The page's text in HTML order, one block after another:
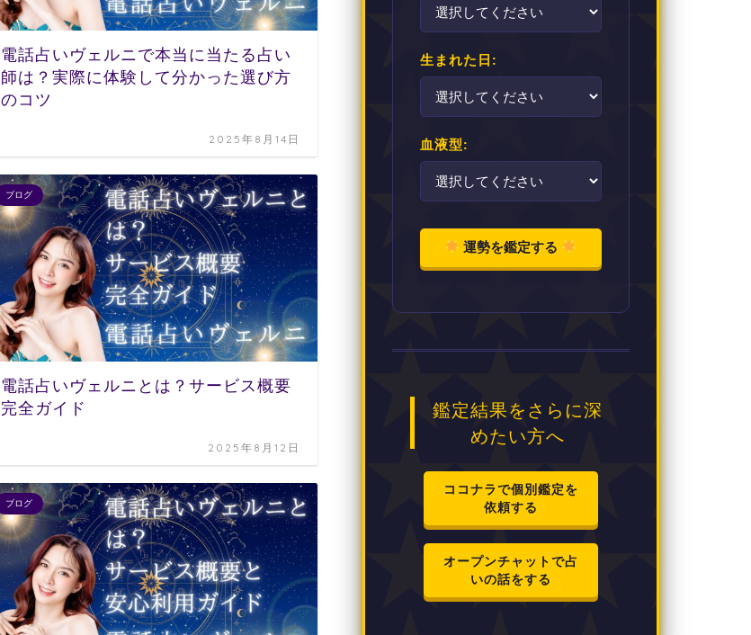
電話占いヴェルニで本当に当たる占い
師は？実際に体験して分かった選び方
のコツ
2025年8月14日
ブログ
電話占いヴェルニとは？サービス概要
完全ガイド
2025年8月12日
ブログ
生まれた日:
血液型:
運勢を鑑定する
鑑定結果をさらに深
めたい方へ
ココナラで個別鑑定を
依頼する
オープンチャットで占
いの話をする